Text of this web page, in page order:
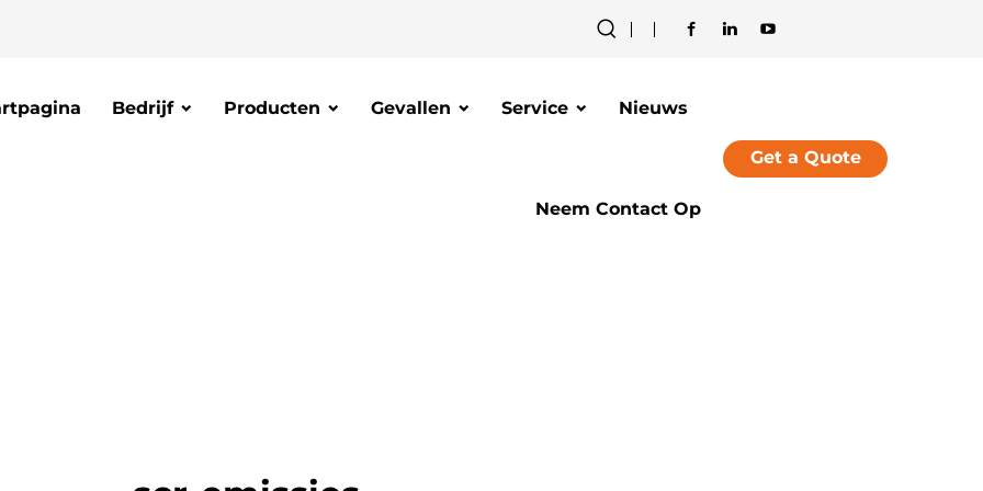
Bedrijf Producten Gevallen Service Nieuws
Neem Contact Op
Get a Quote